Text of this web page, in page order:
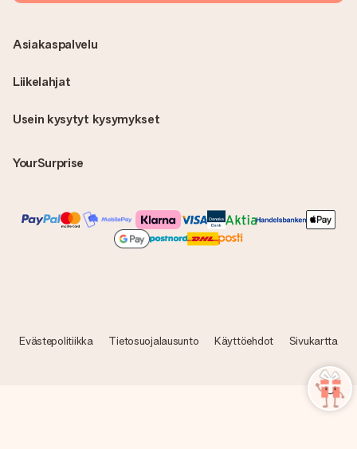
Usein kysytyt kysymykset
YourSurprise
Asiakaspalvelu
Liikelahjat
Evästepolitiikka Tietosuojalausunto Käyttöehdot Sivukartta